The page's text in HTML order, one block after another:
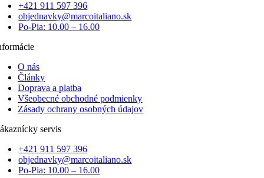
+421 911 597 396
objednavky@marcoitaliano.sk
Po-Pia: 10.00 – 16.00
O nás
Články
Doprava a platba
Všeobecné obchodné podmienky
Zásady ochrany osobných údajov
servis
+421 911 597 396
objednavky@marcoitaliano.sk
Po-Pia: 10.00 – 16.00